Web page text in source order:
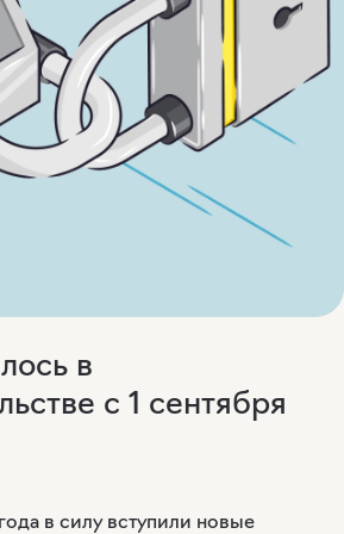
в
с 1 сентября
в силу вступили новые